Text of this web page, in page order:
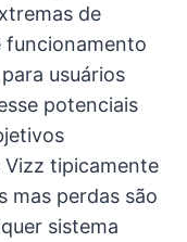
de
funcionamento
usuários
potenciais
tipicamente
mas perdas são
sistema